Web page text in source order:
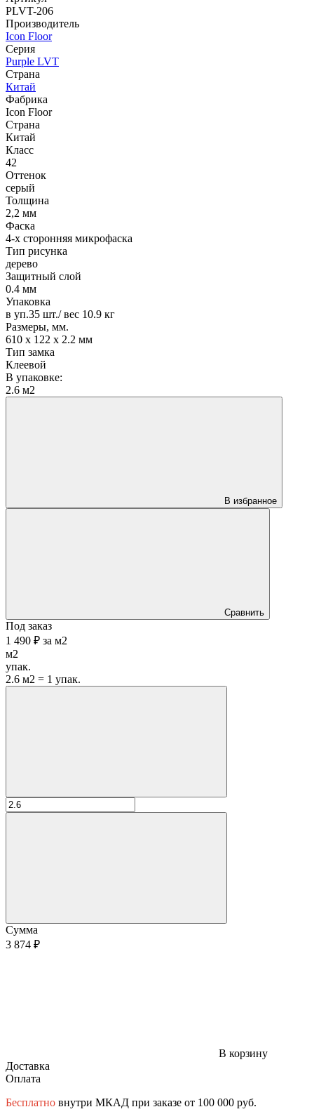
PLVT-206
Производитель
Icon Floor
Серия
Purple LVT
Страна
Китай
Фабрика
Icon Floor
Страна
Китай
Класс
42
Оттенок
серый
Толщина
2,2 мм
Фаска
4-х сторонняя микрофаска
Тип рисунка
дерево
Защитный слой
0.4 мм
Упаковка
в уп.35 шт./ вес 10.9 кг
Размеры, мм.
610 х 122 х 2.2 мм
Тип замка
Клеевой
В упаковке:
2.6 м2
В избранное
Сравнить
Под заказ
1 490 ₽ за м2
м2
упак.
2.6 м2 = 1 упак.
Сумма
3 874 ₽
В корзину
Доставка
Оплата
Бесплатно внутри МКАД при заказе от 100 000 руб.